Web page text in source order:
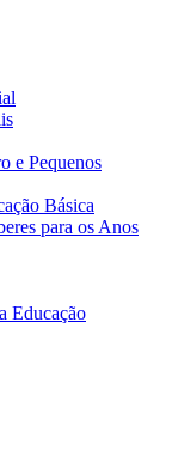
e Pequenos
Básica
para os Anos
Educação